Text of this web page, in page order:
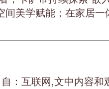
间美学赋能；在家居
：互联网,文中内容和